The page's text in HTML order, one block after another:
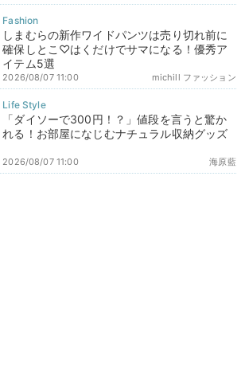
しまむらの新作ワイドパンツは売り切れ前に
確保しとこ♡はくだけでサマになる！優秀ア
イテム5選
michill ファッション
2026/08/07 11:00
「ダイソーで300円！？」値段を言うと驚か
れる！お部屋になじむナチュラル収納グッズ
海原藍
2026/08/07 11:00